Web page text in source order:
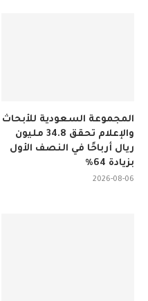
المجموعة السعودية للأبحاث
والإعلام تحقق 34.8 مليون
ريال أرباحًا في النصف الأول
بزيادة 64%
2026-08-06